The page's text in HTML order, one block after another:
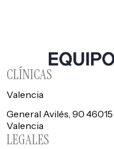
CLÍNICAS
Valencia
General Avilés, 90 46015
Valencia
LEGALES